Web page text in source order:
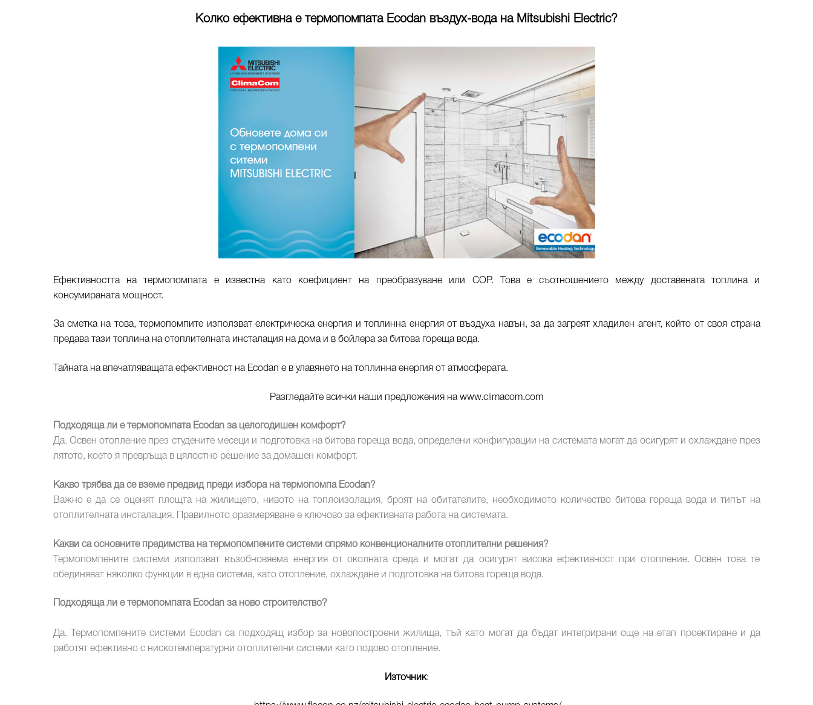
Колко ефективна е термопомпата Ecodan въздух-вода на Mitsubishi Electric?
Ефективността на термопомпата е известна като коефициент на преобразуване или COP. Това е съотношението между доставената топлина и
консумираната мощност.
За сметка на това, термопомпите използват електрическа енергия и топлинна енергия от въздуха навън, за да загреят хладилен агент, който от своя страна
предава тази топлина на отоплителната инсталация на дома и в бойлера за битова гореща вода.
Тайната на впечатляващата ефективност на Ecodan е в улавянето на топлинна енергия от атмосферата.
Разгледайте всички наши предложения на www.climacom.com
Подходяща ли е термопомпата Ecodan за целогодишен комфорт?
Да. Освен отопление през студените месеци и подготовка на битова гореща вода, определени конфигурации на системата могат да осигурят и охлаждане през
лятото, което я превръща в цялостно решение за домашен комфорт.
Какво трябва да се вземе предвид преди избора на термопомпа Ecodan?
Важно е да се оценят площта на жилището, нивото на топлоизолация, броят на обитателите, необходимото количество битова гореща вода и типът на
отоплителната инсталация. Правилното оразмеряване е ключово за ефективната работа на системата.
Какви са основните предимства на термопомпените системи спрямо конвенционалните отоплителни решения?
Термопомпените системи използват възобновяема енергия от околната среда и могат да осигурят висока ефективност при отопление. Освен това те
обединяват няколко функции в една система, като отопление, охлаждане и подготовка на битова гореща вода.
Подходяща ли е термопомпата Ecodan за ново строителство?
Да. Термопомпените системи Ecodan са подходящ избор за новопостроени жилища, тъй като могат да бъдат интегрирани още на етап проектиране и да
работят ефективно с нискотемпературни отоплителни системи като подово отопление.
Източник: